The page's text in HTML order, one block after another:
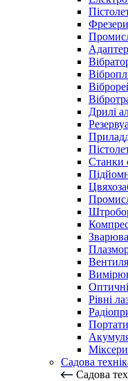
Фрезери
Дрилі
Станки
Рівні
Міксери
Садова
Садова